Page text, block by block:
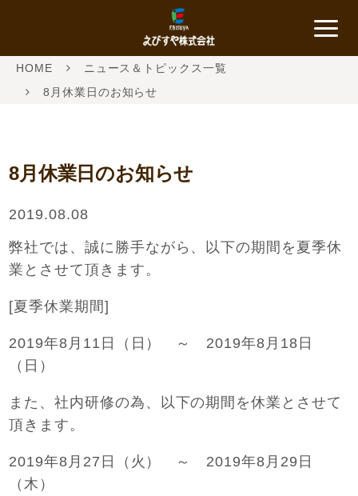
HOME
ニュース＆トピックス一覧
8月休業日のお知らせ
8月休業日のお知らせ
2019.08.08
弊社では、誠に勝手ながら、以下の期間を夏季休
業とさせて頂きます。
[夏季休業期間]
2019年8月11日（日） ～ 2019年8月18日
（日）
また、社内研修の為、以下の期間を休業とさせて
頂きます。
2019年8月27日（火） ～ 2019年8月29日
（木）